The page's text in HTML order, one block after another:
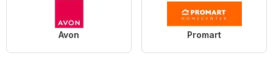
Avon Promart